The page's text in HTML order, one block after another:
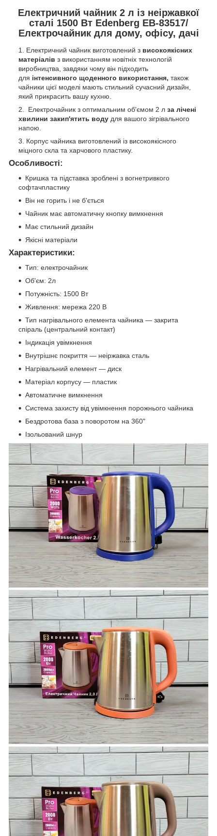
Електричний чайник 2 л із неіржавкої
сталі 1500 Вт Edenberg EB-83517/
Електрочайник для дому, офісу, дачі
Електричний чайник виготовлений з високоякісних
матеріалів з використанням новітніх технологій
виробництва, завдяки чому він підходить
для інтенсивного щоденного використання, також
чайники цієї моделі мають стильний сучасний дизайн,
який прикрасить вашу кухню.
Електрочайник з оптимальним об'ємом 2 л за лічені
хвилини закип'ятить воду для вашого зігрівального
напою.
Корпус чайника виготовлений із високоякісного
міцного скла та харчового пластику.
Особливості:
Кришка та підставка зроблені з вогнетривкого
софтачпластику
Він не горить і не б'ється
Чайник має автоматичну кнопку вимкнення
Має стильний дизайн
Якісні матеріали
Характеристики:
Тип: електрочайник
Об'єм: 2л
Потужність: 1500 Вт
Живлення: мережа 220 В
Тип нагрівального елемента чайника — закрита
спіраль (центральний контакт)
Індикація увімкнення
Внутрішнє покриття — неіржавка сталь
Нагрівальний елемент — диск
Матеріал корпусу — пластик
Автоматичне вимкнення
Система захисту від увімкнення порожнього чайника
Бездротова база з поворотом на 360"
Ізольований шнур